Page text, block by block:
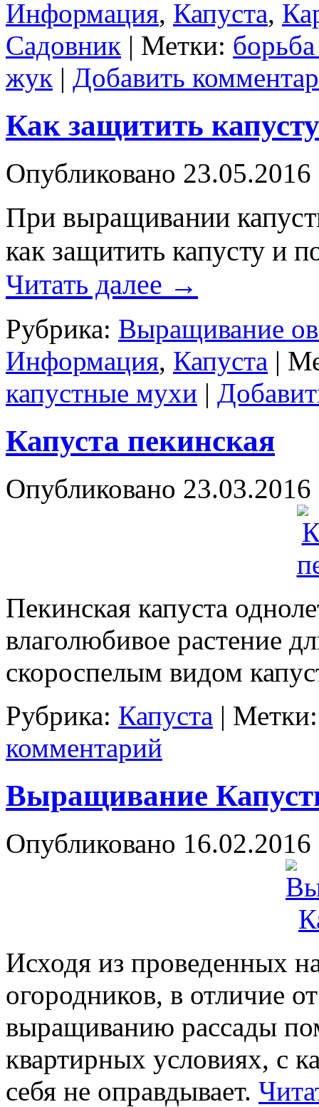
Информация, Капуста,
Садовник | Метки:
жук | Добавить
Как защитить капусту
Опубликовано 23.05.2016
При выращивании
как защитить капусту и
Читать далее →
Рубрика: Выращивание
Информация, Капуста |
капустные мухи |
Капуста пекинская
Опубликовано 23.03.2016
Пекинская капуста
влаголюбивое растение
скороспелым видом
Рубрика: Капуста | Метки:
комментарий
Выращивание
Опубликовано 16.02.2016
Исходя из проведенных
огородников, в отличие
выращиванию рассады
квартирных условиях, с
себя не оправдывает.